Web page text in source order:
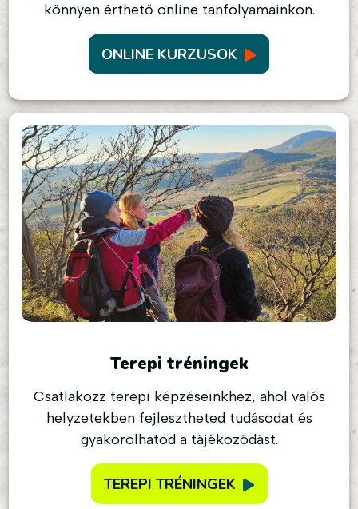
könnyen érthető online tanfolyamainkon.
ONLINE KURZUSOK
Terepi tréningek
Csatlakozz terepi képzéseinkhez, ahol valós
helyzetekben fejlesztheted tudásodat és
gyakorolhatod a tájékozódást.
TEREPI TRÉNINGEK